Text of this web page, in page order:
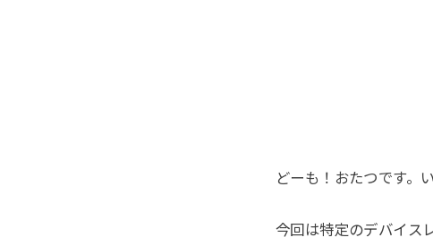
どーも！おたつです。
今回は特定のデバイス